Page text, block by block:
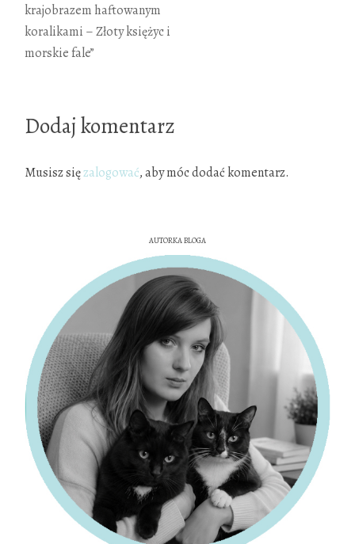
wpisy
krajobrazem haftowanym
koralikami – Złoty księżyc i
morskie fale”
Dodaj komentarz
Musisz sięzalogować, aby móc dodać komentarz.
AUTORKA BLOGA